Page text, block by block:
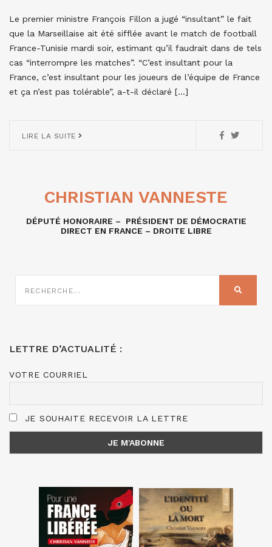
Le premier ministre François Fillon a jugé “insultant” le fait
que la Marseillaise ait été sifflée avant le match de football
France-Tunisie mardi soir, estimant qu’il faudrait dans de tels
cas “interrompre les matches”. “C’est insultant pour la
France, c’est insultant pour les joueurs de l’équipe de France
et ça n’est pas tolérable”, a-t-il déclaré […]
LIRE LA SUITE
CHRISTIAN VANNESTE
DÉPUTÉ HONORAIRE – PRÉSIDENT DE DÉMOCRATIE
DIRECT EN FRANCE – DROITE LIBRE
SUR
LETTRE D’ACTUALITÉ :
VOTRE COURRIEL
JE SOUHAITE RECEVOIR LA LETTRE